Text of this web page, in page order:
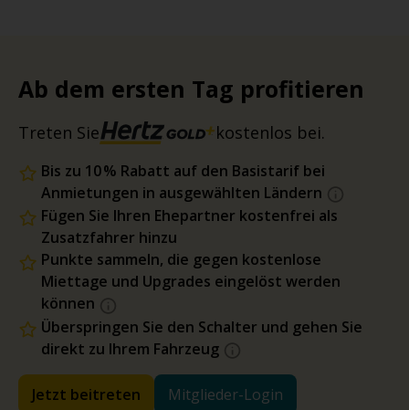
Ab dem ersten Tag profitieren
Treten Sie kostenlos bei.
Bis zu 10 % Rabatt auf den Basistarif bei
Anmietungen in ausgewählten Ländern
Fügen Sie Ihren Ehepartner kostenfrei als
Zusatzfahrer hinzu
Punkte sammeln, die gegen kostenlose
Miettage und Upgrades eingelöst werden
können
Überspringen Sie den Schalter und gehen Sie
direkt zu Ihrem Fahrzeug
Jetzt beitreten Mitglieder-Login